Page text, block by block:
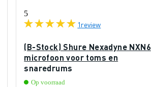
5
1review
(B-Stock) Shure Nexadyne NXN6
microfoon voor toms en
snaredrums
Op voorraad